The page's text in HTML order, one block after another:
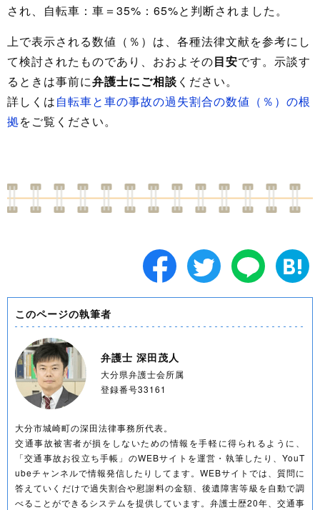
され、自転車：車＝35%：65%と判断されました。
上で表示される数値（％）は、各種法律文献を参考にし
て検討されたものであり、おおよその目安です。示談す
るときは事前に弁護士にご相談 ください。
詳しくは自転車と車の事故の過失割合の数値（％）の根
拠をご覧ください。
このページの執筆者
弁護士 深田茂人
大分県弁護士会所属
登録番号33161
大分市城崎町の深田法律事務所代表。
交通事故被害者が損をしないための情報を手軽に得られるように、
「交通事故お役立ち手帳」のWEBサイトを運営・執筆したり、YouT
ubeチャンネルで情報発信したりしてます。WEBサイトでは、質問に
答えていくだけで過失割合や慰謝料の金額、後遺障害等級を自動で調
べることができるシステムを提供しています。弁護士歴20年、交通事